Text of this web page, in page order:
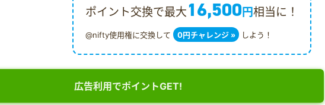
ポイント交換で最大16,500円相当に！
@nifty使用権に交換して 0円チャレンジ » しよう！
広告利用でポイントGET!